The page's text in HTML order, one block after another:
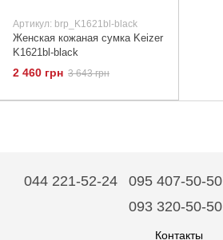
Артикул: brp_K1621bl-black
Женская кожаная сумка Keizer
K1621bl-black
2 460 грн 3 643 грн
044 221-52-24 095 407-50-50
093 320-50-50
Контакты